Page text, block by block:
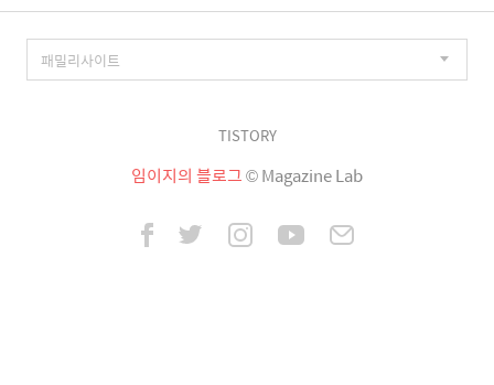
TISTORY
임이지의 블로그© Magazine Lab